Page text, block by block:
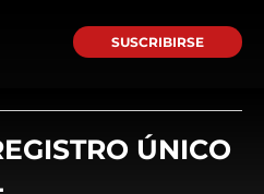
SUSCRIBIRSE
ÚNICO